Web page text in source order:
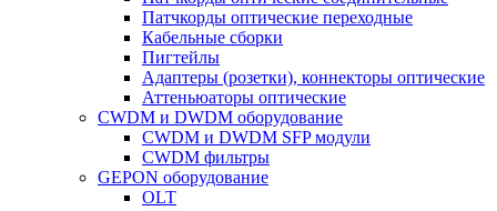
Патчкорды оптические переходные
Кабельные сборки
Пигтейлы
Адаптеры (розетки), коннекторы оптические
Аттеньюаторы оптические
CWDM и DWDM оборудование
CWDM и DWDM SFP модули
CWDM фильтры
GEPON оборудование
OLT